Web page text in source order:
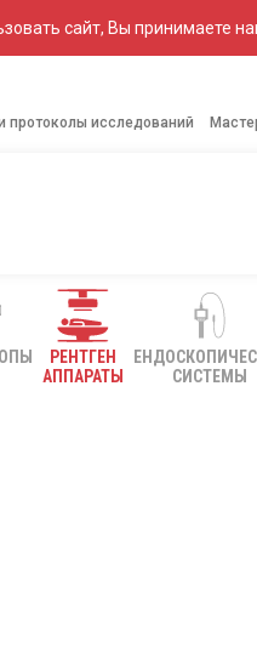
сайт, Вы принимаете
протоколы исследований
РЕНТГЕН
АППАРАТЫ
СИСТЕМЫ